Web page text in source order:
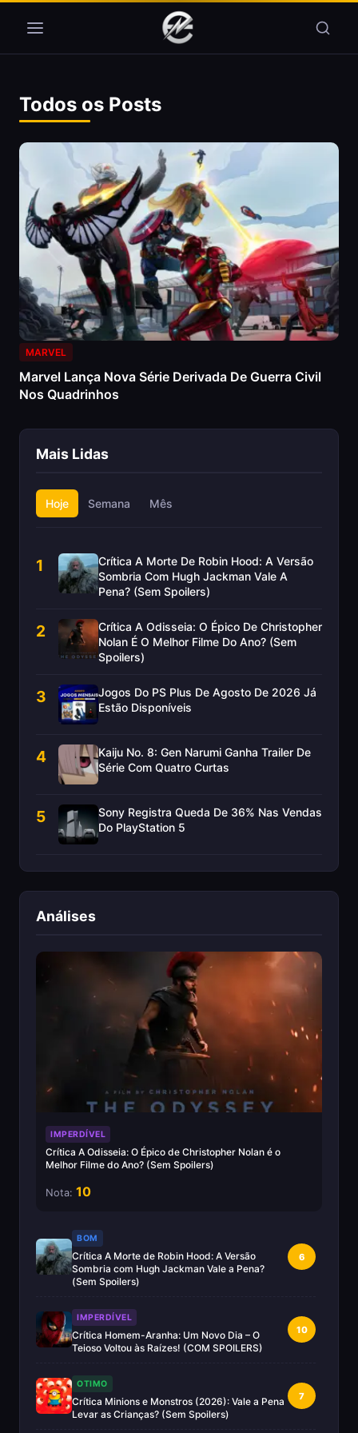
Todos os Posts
MARVEL
Marvel Lança Nova Série Derivada De Guerra Civil
Nos Quadrinhos
Mais Lidas
Hoje Semana Mês
1
Crítica A Morte De Robin Hood: A Versão
Sombria Com Hugh Jackman Vale A
Pena? (Sem Spoilers)
2
Crítica A Odisseia: O Épico De Christopher
Nolan É O Melhor Filme Do Ano? (Sem
Spoilers)
3
Jogos Do PS Plus De Agosto De 2026 Já
Estão Disponíveis
4
Kaiju No. 8: Gen Narumi Ganha Trailer De
Série Com Quatro Curtas
5
Sony Registra Queda De 36% Nas Vendas
Do PlayStation 5
Análises
IMPERDÍVEL
Crítica A Odisseia: O Épico de Christopher Nolan é o
Melhor Filme do Ano? (Sem Spoilers)
Nota: 10
BOM
Crítica A Morte de Robin Hood: A Versão
Sombria com Hugh Jackman Vale a Pena?
(Sem Spoilers)
6
IMPERDÍVEL
Crítica Homem-Aranha: Um Novo Dia – O
Teioso Voltou às Raízes! (COM SPOILERS)
10
OTIMO
Crítica Minions e Monstros (2026): Vale a Pena
Levar as Crianças? (Sem Spoilers)
7